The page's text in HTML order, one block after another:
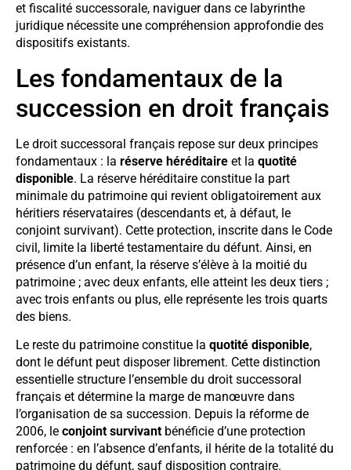
et fiscalité successorale, naviguer dans ce labyrinthe
juridique nécessite une compréhension approfondie des
dispositifs existants.
Les fondamentaux de la
succession en droit français
Le droit successoral français repose sur deux principes
fondamentaux : la réserve héréditaire et la quotité
disponible. La réserve héréditaire constitue la part
minimale du patrimoine qui revient obligatoirement aux
héritiers réservataires (descendants et, à défaut, le
conjoint survivant). Cette protection, inscrite dans le Code
civil, limite la liberté testamentaire du défunt. Ainsi, en
présence d’un enfant, la réserve s’élève à la moitié du
patrimoine ; avec deux enfants, elle atteint les deux tiers ;
avec trois enfants ou plus, elle représente les trois quarts
des biens.
Le reste du patrimoine constitue la quotité disponible,
dont le défunt peut disposer librement. Cette distinction
essentielle structure l’ensemble du droit successoral
français et détermine la marge de manœuvre dans
l’organisation de sa succession. Depuis la réforme de
2006, le conjoint survivant bénéficie d’une protection
renforcée : en l’absence d’enfants, il hérite de la totalité du
patrimoine du défunt, sauf disposition contraire.